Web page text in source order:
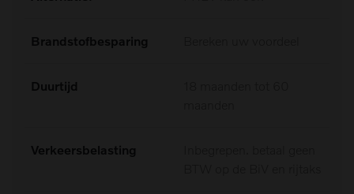
Brandstofbesparing
Duurtijd
Verkeersbelasting